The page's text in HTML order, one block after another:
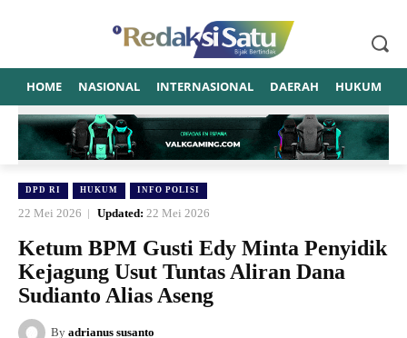
HOME NASIONAL INTERNASIONAL DAERAH HUKUM
DPD RI HUKUM INFO POLISI
22 Mei 2026 Updated: 22 Mei 2026
Ketum BPM Gusti Edy Minta Penyidik
Kejagung Usut Tuntas Aliran Dana
Sudianto Alias Aseng
By adrianus susanto